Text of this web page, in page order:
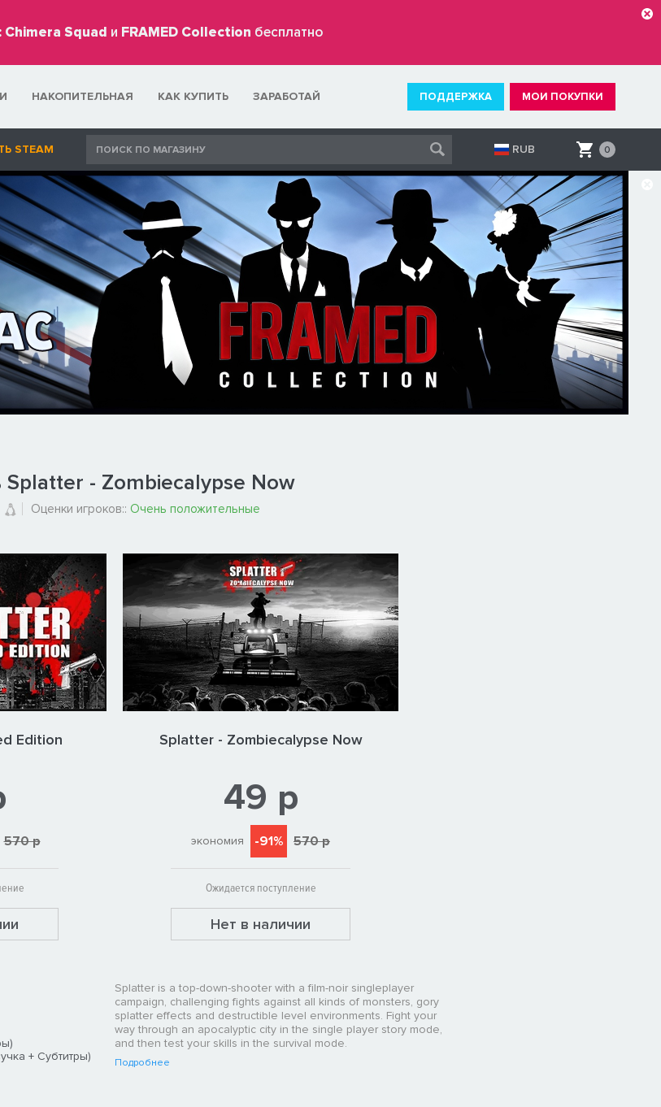
Chimera Squad и FRAMED Collection бесплатно
НАКОПИТЕЛЬНАЯ КАК КУПИТЬ ЗАРАБОТАЙ ПОДДЕРЖКА МОИ ПОКУПКИ
STEAM RUB 0
Splatter - Zombiecalypse Now
Оценки игроков:: Очень положительные
Edition
570 р
Splatter - Zombiecalypse Now
49 р
экономия -91% 570 р
Ожидается поступление
Нет в наличии
+ Субтитры)
Splatter is a top-down-shooter with a film-noir singleplayer
campaign, challenging fights against all kinds of monsters, gory
splatter effects and destructible level environments. Fight your
way through an apocalyptic city in the single player story mode,
and then test your skills in the survival mode.
Подробнее